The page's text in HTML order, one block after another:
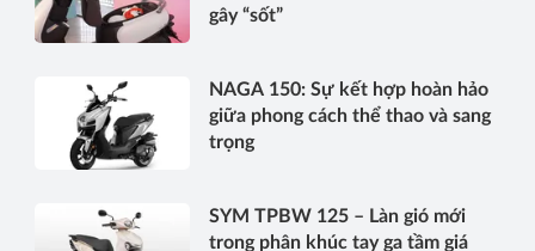
gây “sốt”
NAGA 150: Sự kết hợp hoàn hảo
giữa phong cách thể thao và sang
trọng
SYM TPBW 125 – Làn gió mới
trong phân khúc tay ga tầm giá